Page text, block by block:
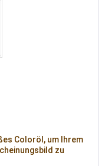
Coloröl, um Ihrem
zu